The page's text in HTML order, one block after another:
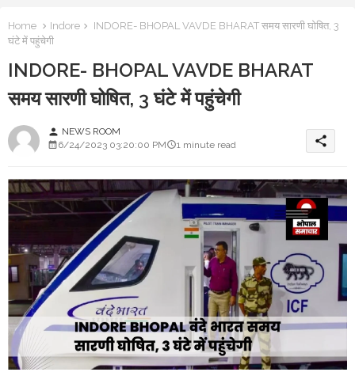
Home Indore
INDORE- BHOPAL VAVDE BHARAT समय सारणी घोषित, 3
घंटे में पहुंचेगी
INDORE- BHOPAL VAVDE BHARAT
समय सारणी घोषित, 3 घंटे में पहुंचेगी
person NEWS ROOM
6/24/2023 03:20:00 PM
1 minute read share